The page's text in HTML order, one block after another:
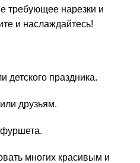
требующее нарезки и
и наслаждайтесь!
детского праздника.
друзьям.
фуршета.
многих красивым и